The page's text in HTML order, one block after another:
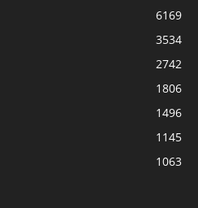
6169
3534
2742
1806
1496
1145
1063